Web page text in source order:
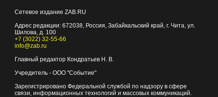
Сетевое издание ZAB.RU
Адрес редакции: 672038, Россия, Забайкальский край, г. Чита, ул.
Шилова, д. 100
+7 (3022) 32-55-66
info@zab.ru
Главный редактор Кондратьев Н. В.
Учредитель - ООО "Событие"
Зарегистрировано Федеральной службой по надзору в сфере
связи, информационных технологий и массовых коммуникаций.